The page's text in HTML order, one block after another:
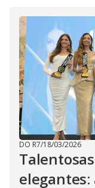
DO R7/18/03/2026
elegantes: